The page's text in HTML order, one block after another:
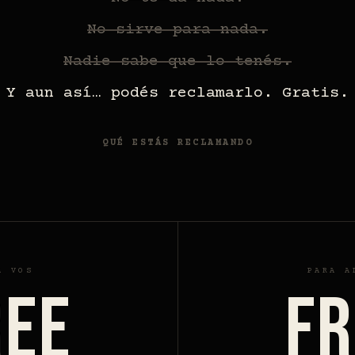
No sirve para nada.
Nadie sabe que lo tenés.
Y aun así… podés reclamarlo. Gratis.
QUÉ ESTÁS RECLAMANDO
VOS PARA